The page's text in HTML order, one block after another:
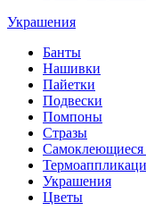
Украшения
Банты
Нашивки
Пайетки
Подвески
Помпоны
Стразы
Самоклеющиеся
Украшения
Цветы